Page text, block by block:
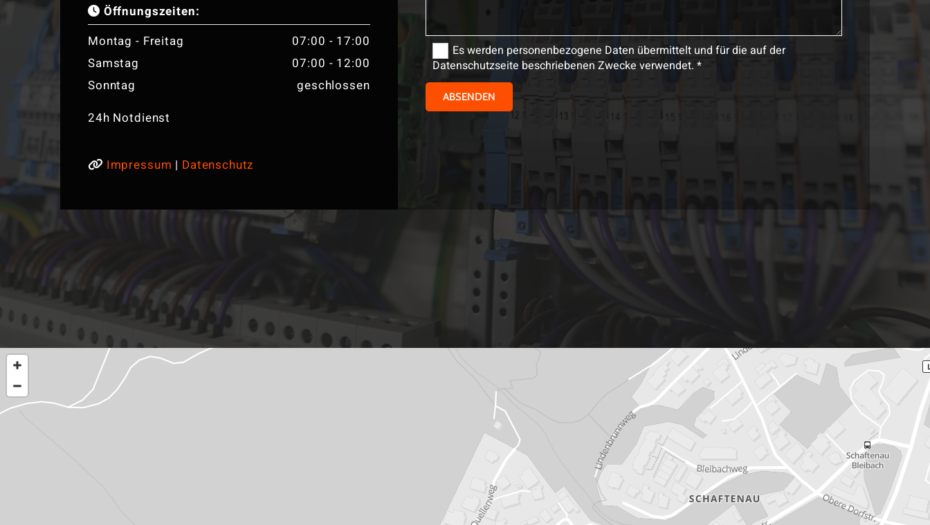
 Öffnungszeiten:
Montag - Freitag
07:00 - 17:00
Samstag
07:00 - 12:00
Sonntag
geschlossen
24h Notdienst
 Impressum | Datenschutz
Es werden personenbezogene Daten übermittelt und für die auf der
Datenschutzseite beschriebenen Zwecke verwendet. *